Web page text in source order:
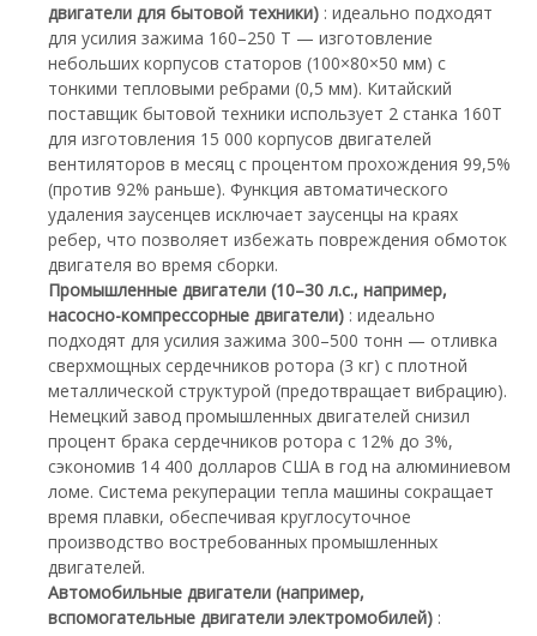
двигатели для бытовой техники) : идеально подходят
для усилия зажима 160–250 Т — изготовление
небольших корпусов статоров (100×80×50 мм) с
тонкими тепловыми ребрами (0,5 мм). Китайский
поставщик бытовой техники использует 2 станка 160T
для изготовления 15 000 корпусов двигателей
вентиляторов в месяц с процентом прохождения 99,5%
(против 92% раньше). Функция автоматического
удаления заусенцев исключает заусенцы на краях
ребер, что позволяет избежать повреждения обмоток
двигателя во время сборки.
Промышленные двигатели (10–30 л.с., например,
насосно-компрессорные двигатели) : идеально
подходят для усилия зажима 300–500 тонн — отливка
сверхмощных сердечников ротора (3 кг) с плотной
металлической структурой (предотвращает вибрацию).
Немецкий завод промышленных двигателей снизил
процент брака сердечников ротора с 12% до 3%,
сэкономив 14 400 долларов США в год на алюминиевом
ломе. Система рекуперации тепла машины сокращает
время плавки, обеспечивая круглосуточное
производство востребованных промышленных
двигателей.
Автомобильные двигатели (например,
вспомогательные двигатели электромобилей) :